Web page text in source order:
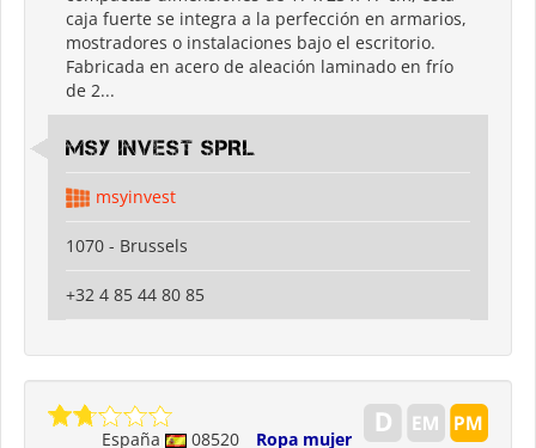
caja fuerte se integra a la perfección en armarios,
mostradores o instalaciones bajo el escritorio.
Fabricada en acero de aleación laminado en frío
de 2...
MSY INVEST SPRL
msyinvest
1070 - Brussels
+32 4 85 44 80 85
España 08520
Ropa mujer